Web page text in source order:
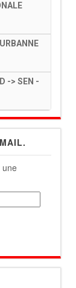
-> SEN -
une